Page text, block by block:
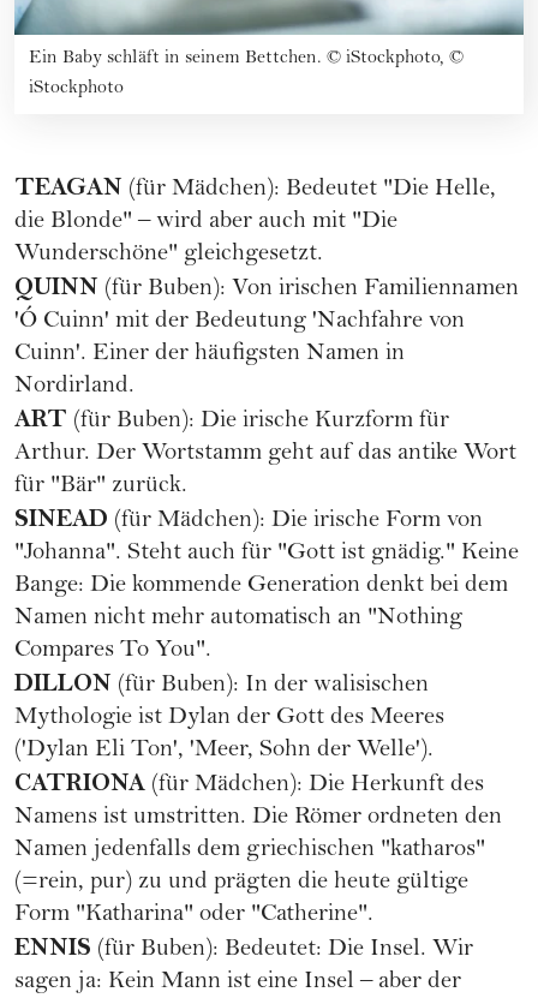
Ein Baby schläft in seinem Bettchen. © iStockphoto, ©
iStockphoto
TEAGAN (für Mädchen): Bedeutet "Die Helle,
die Blonde" – wird aber auch mit "Die
Wunderschöne" gleichgesetzt.
QUINN (für Buben): Von irischen Familiennamen
'Ó Cuinn' mit der Bedeutung 'Nachfahre von
Cuinn'. Einer der häufigsten Namen in
Nordirland.
ART (für Buben): Die irische Kurzform für
Arthur. Der Wortstamm geht auf das antike Wort
für "Bär" zurück.
SINEAD (für Mädchen): Die irische Form von
"Johanna". Steht auch für "Gott ist gnädig." Keine
Bange: Die kommende Generation denkt bei dem
Namen nicht mehr automatisch an "Nothing
Compares To You".
DILLON (für Buben): In der walisischen
Mythologie ist Dylan der Gott des Meeres
('Dylan Eli Ton', 'Meer, Sohn der Welle').
CATRIONA (für Mädchen): Die Herkunft des
Namens ist umstritten. Die Römer ordneten den
Namen jedenfalls dem griechischen "katharos"
(=rein, pur) zu und prägten die heute gültige
Form "Katharina" oder "Catherine".
ENNIS (für Buben): Bedeutet: Die Insel. Wir
sagen ja: Kein Mann ist eine Insel – aber der